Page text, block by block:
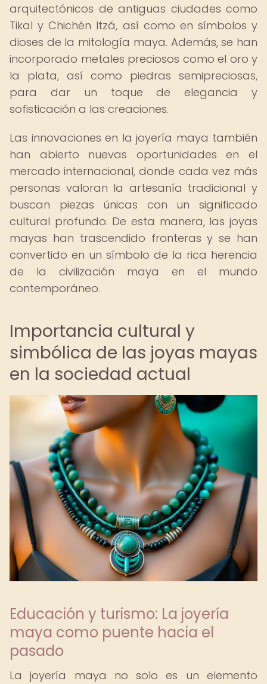
arquitectónicos de antiguas ciudades como
Tikal y Chichén Itzá, así como en símbolos y
dioses de la mitología maya. Además, se han
incorporado metales preciosos como el oro y
la plata, así como piedras semipreciosas,
para dar un toque de elegancia y
sofisticación a las creaciones.
Las innovaciones en la joyería maya también
han abierto nuevas oportunidades en el
mercado internacional, donde cada vez más
personas valoran la artesanía tradicional y
buscan piezas únicas con un significado
cultural profundo. De esta manera, las joyas
mayas han trascendido fronteras y se han
convertido en un símbolo de la rica herencia
de la civilización maya en el mundo
contemporáneo.
Importancia cultural y
simbólica de las joyas mayas
en la sociedad actual
Educación y turismo: La joyería
maya como puente hacia el
pasado
La joyería maya no solo es un elemento